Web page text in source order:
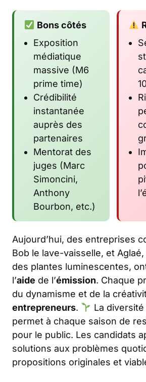
Bons côtés
Exposition
médiatique
massive (M6
prime time)
Crédibilité
instantanée
auprès des
partenaires
Mentorat des
juges (Marc
Simoncini,
Anthony
Bourbon, etc.)
Aujourd’hui, des entreprises
Bob le lave-vaisselle, et
des plantes luminescentes,
l’aide de l’émission. Chaque
du dynamisme et de la
entrepreneurs.
La
permet à chaque saison de
pour le public. Les candidats
solutions aux problèmes
propositions originales et